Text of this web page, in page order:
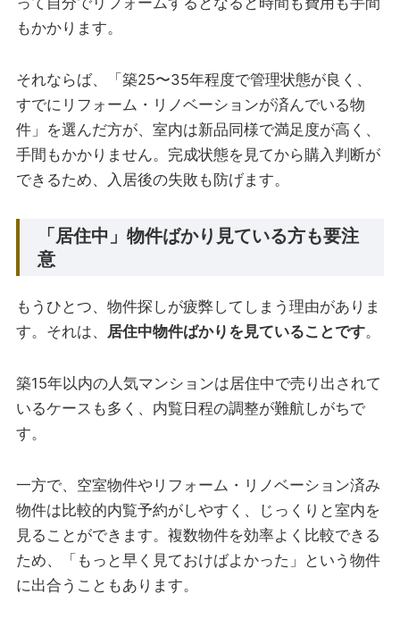
もかかります。
それならば、「築25〜35年程度で管理状態が良く、
すでにリフォーム・リノベーションが済んでいる物
件」を選んだ方が、室内は新品同様で満足度が高く、
手間もかかりません。完成状態を見てから購入判断が
できるため、入居後の失敗も防げます。
「居住中」物件ばかり見ている方も要注
意
もうひとつ、物件探しが疲弊してしまう理由がありま
す。それは、 居住中物件ばかりを見ていることです。
築15年以内の人気マンションは居住中で売り出されて
いるケースも多く、内覧日程の調整が難航しがちで
す。
一方で、空室物件やリフォーム・リノベーション済み
物件は比較的内覧予約がしやすく、じっくりと室内を
見ることができます。複数物件を効率よく比較できる
ため、「もっと早く見ておけばよかった」という物件
に出合うこともあります。